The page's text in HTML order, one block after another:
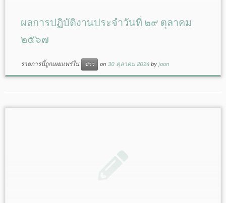
ผลการปฏิบัติงานประจำวันที่ ๒๙ ตุลาคม
๒๕๖๗
รายการนี้ถูกเผยแพร่ใน ข่าว on 30 ตุลาคม 2024 by joon